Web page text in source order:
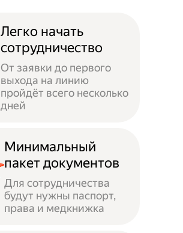
Легко начать
сотрудничество
От заявки до первого
выхода на линию
пройдёт всего несколько
дней
Минимальный
пакет документов
Для сотрудничества
будут нужны паспорт,
права и медкнижка